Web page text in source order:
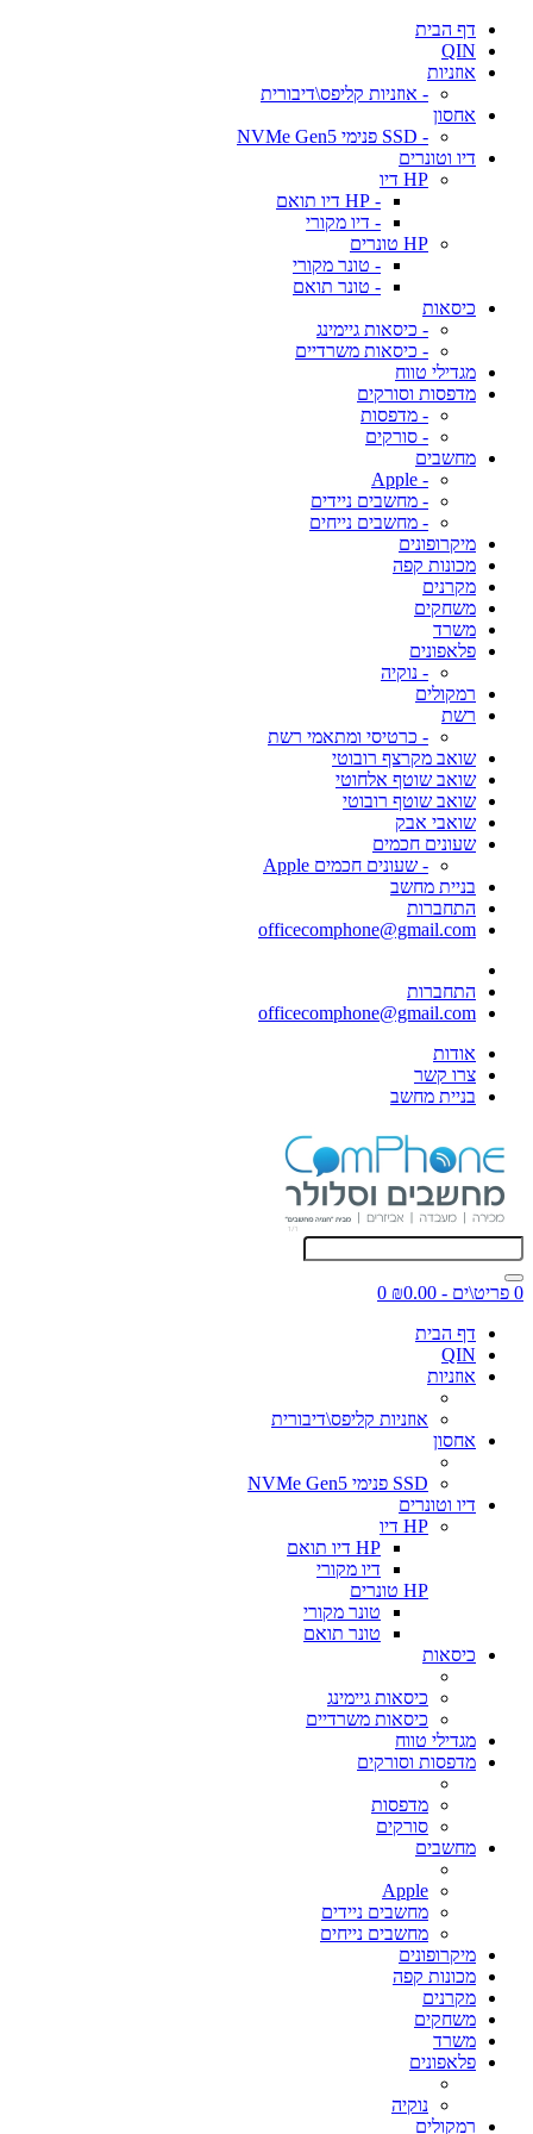
דף הבית
QIN
אוזניות
- אוזניות קליפס\דיבורית
אחסון
- SSD פנימי NVMe Gen5
דיו וטונרים
HP דיו
- HP דיו תואם
- דיו מקורי
HP טונרים
- טונר מקורי
- טונר תואם
כיסאות
- כיסאות גיימינג
- כיסאות משרדיים
מגדילי טווח
מדפסות וסורקים
- מדפסות
- סורקים
מחשבים
- Apple
- מחשבים ניידים
- מחשבים נייחים
מיקרופונים
מכונות קפה
מקרנים
משחקים
משרד
פלאפונים
- נוקיה
רמקולים
רשת
- כרטיסי ומתאמי רשת
שואב מקרצף רובוטי
שואב שוטף אלחוטי
שואב שוטף רובוטי
שואבי אבק
שעונים חכמים
- שעונים חכמים Apple
בניית מחשב
התחברות
officecomphone@gmail.com
התחברות
officecomphone@gmail.com
אודות
צרו קשר
בניית מחשב
0 פריט\ים - ₪0.00
0
דף הבית
QIN
אוזניות
אוזניות קליפס\דיבורית
אחסון
SSD פנימי NVMe Gen5
דיו וטונרים
HP דיו
HP דיו תואם
דיו מקורי
HP טונרים
טונר מקורי
טונר תואם
כיסאות
כיסאות גיימינג
כיסאות משרדיים
מגדילי טווח
מדפסות וסורקים
מדפסות
סורקים
מחשבים
Apple
מחשבים ניידים
מחשבים נייחים
מיקרופונים
מכונות קפה
מקרנים
משחקים
משרד
פלאפונים
נוקיה
רמקולים